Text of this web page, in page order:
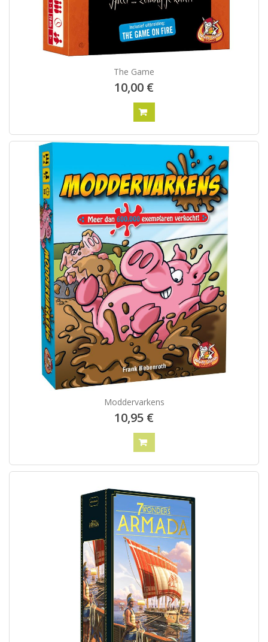
The Game
10,00 €
Moddervarkens
10,95 €